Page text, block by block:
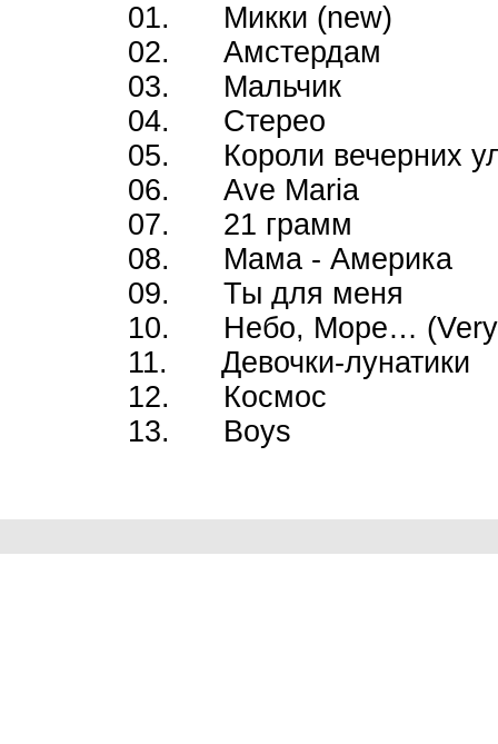
01. Микки (new)
02. Амстердам
03. Мальчик
04. Стерео
05. Короли вечерних
06. Ave Maria
07. 21 грамм
08. Мама - Америка
09. Ты для меня
10. Небо, Море… (Very
11. Девочки-лунатики
12. Космос
13. Boys